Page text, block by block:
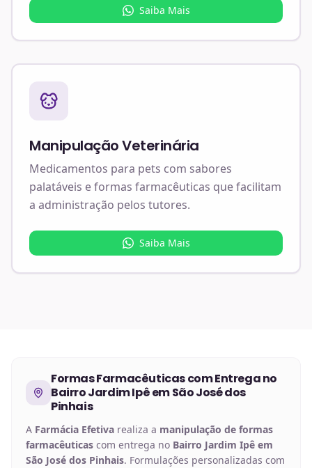
Saiba Mais
Manipulação Veterinária
Medicamentos para pets com sabores
palatáveis e formas farmacêuticas que facilitam
a administração pelos tutores.
Saiba Mais
Formas Farmacêuticascom Entrega no
Bairro Jardim Ipê em São José dos
Pinhais
A Farmácia Efetiva realiza a manipulação de formas
farmacêuticas com entrega no Bairro Jardim Ipê em
São José dos Pinhais. Formulações personalizadas com